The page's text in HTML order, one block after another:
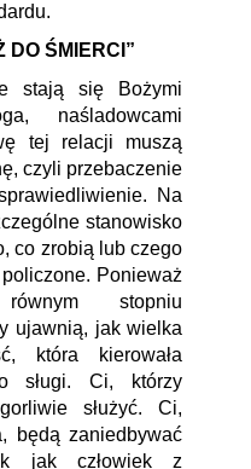
DO ŚMIERCI”
stają się Bożymi
naśladowcami
tej relacji muszą
czyli przebaczenie
Na
stanowisko
co zrobią lub czego
Ponieważ
stopniu
ujawnią, jak wielka
która kierowała
sługi. Ci, którzy
służyć. Ci,
będą zaniedbywać
jak człowiek z